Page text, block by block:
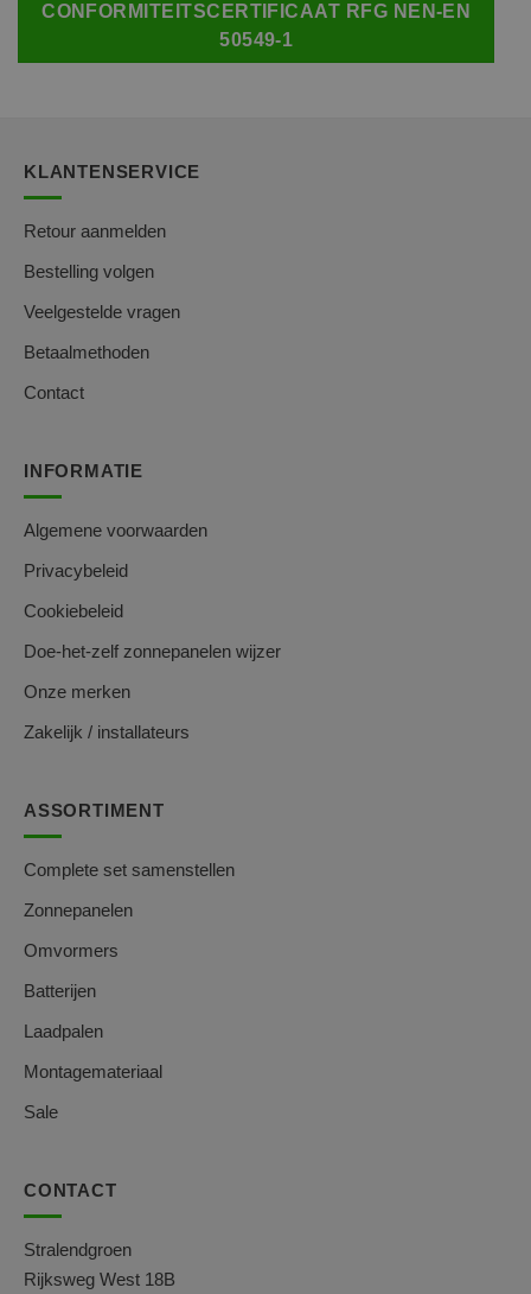
CONFORMITEITSCERTIFICAAT RFG NEN-EN
50549-1
KLANTENSERVICE
Retour aanmelden
Bestelling volgen
Veelgestelde vragen
Betaalmethoden
Contact
INFORMATIE
Algemene voorwaarden
Privacybeleid
Cookiebeleid
Doe-het-zelf zonnepanelen wijzer
Onze merken
Zakelijk / installateurs
ASSORTIMENT
Complete set samenstellen
Zonnepanelen
Omvormers
Batterijen
Laadpalen
Montagemateriaal
Sale
CONTACT
Stralendgroen
Rijksweg West 18B